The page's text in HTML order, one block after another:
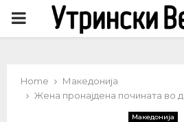
PRIMARY
Home
Македонија
Жена пронајдена почината во
Македонија